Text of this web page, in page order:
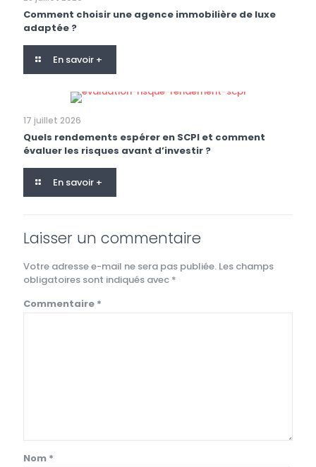
Comment choisir une agence immobilière de luxe
adaptée ?
En savoir +
17 juillet 2026
Quels rendements espérer en SCPI et comment
évaluer les risques avant d’investir ?
En savoir +
Laisser un commentaire
Votre adresse e-mail ne sera pas publiée. Les champs
obligatoires sont indiqués avec *
Commentaire *
Nom *